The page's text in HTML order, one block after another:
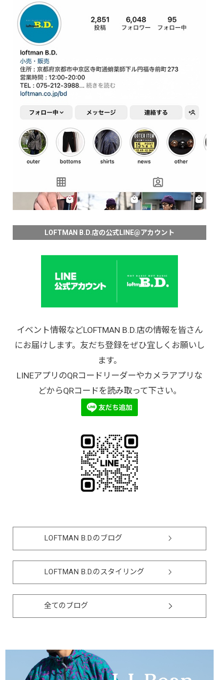
LOFTMAN B.D.店の公式LINE@アカウント
イベント情報などLOFTMAN B.D.店の情報を皆さん
にお届けします。友だち登録をぜひ宜しくお願いし
ます。
LINEアプリのQRコードリーダーやカメラアプリな
どからQRコードを読み取って下さい。
LOFTMAN B.D.のブログ
LOFTMAN B.D.のスタイリング
全てのブログ